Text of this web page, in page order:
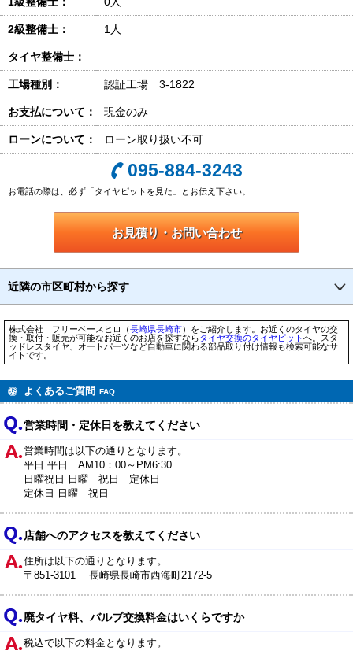
2級整備士： 1人
タイヤ整備士：
工場種別： 認証工場 3-1822
お支払について： 現金のみ
ローンについて： ローン取り扱い不可
095-884-3243
お電話の際は、必ず「タイヤピットを見た」とお伝え下さい。
お見積り・お問い合わせ
近隣の市区町村から探す
株式会社 フリーベースヒロ（長崎県長崎市）をご紹介します。お近くのタイヤの交
換・取付・販売が可能なお近くのお店を探すならタイヤ交換のタイヤピットへ。スタ
ッドレスタイヤ、オートパーツなど自動車に関わる部品取り付け情報も検索可能なサ
イトです。
よくあるご質問 FAQ
営業時間・定休日を教えてください
営業時間は以下の通りとなります。
平日 平日 AM10：00～PM6:30
日曜祝日 日曜 祝日 定休日
定休日 日曜 祝日
店舗へのアクセスを教えてください
住所は以下の通りとなります。
〒851-3101 長崎県長崎市西海町2172-5
廃タイヤ料、バルブ交換料金はいくらですか
税込で以下の料金となります。